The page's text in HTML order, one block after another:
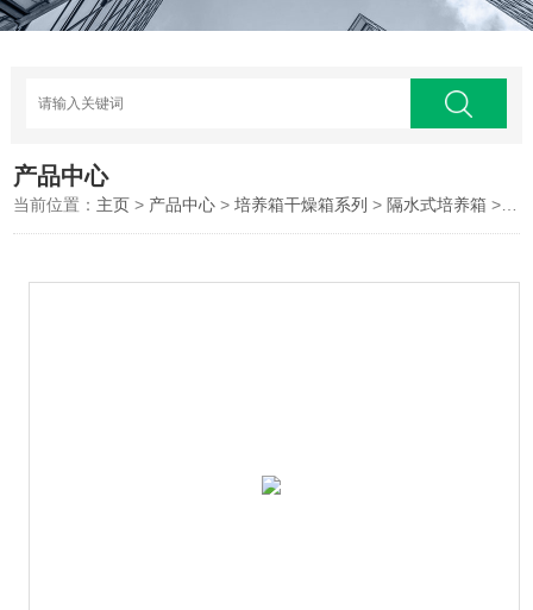
产品中心
当前位置： 主页 > 产品中心 >培养箱干燥箱系列 > 隔水式培养箱 >隔水式恒温培养箱